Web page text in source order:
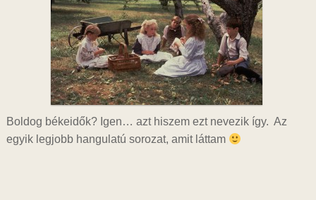
Boldog békeidők? Igen… azt hiszem ezt nevezik így. Az
egyik legjobb hangulatú sorozat, amit láttam